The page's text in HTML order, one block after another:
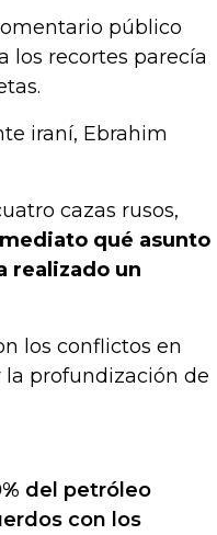
público
los recortes parecía
iraní, Ebrahim
cazas rusos,
qué asunto
realizado un
los conflictos en
la profundización de
del petróleo
con los